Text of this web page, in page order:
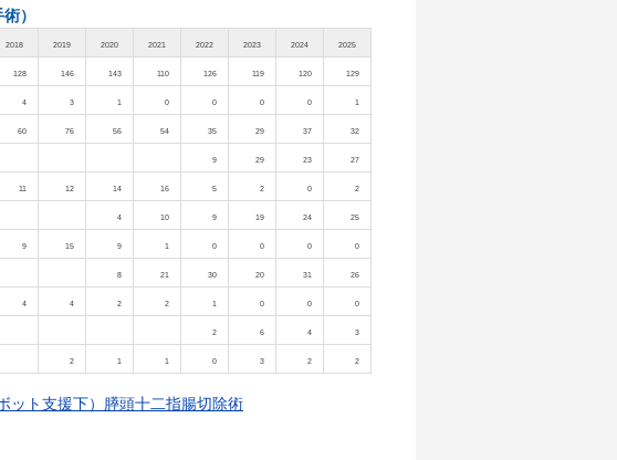
）
2018 2019 2020 2021 2022 2023 2024 2025
128 146 143 110 126 119 120 129
4 3 1 0 0 0 0 1
60 76 56 54 35 29 37 32
9 29 23 27
11 12 14 16 5 2 0 2
4 10 9 19 24 25
9 15 9 1 0 0 0 0
8 21 30 20 31 26
4 4 2 2 1 0 0 0
2 6 4 3
2 1 1 0 3 2 2
ット支援下）膵頭十二指腸切除術